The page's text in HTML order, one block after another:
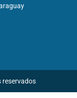
reservados